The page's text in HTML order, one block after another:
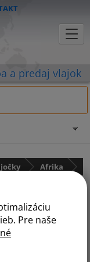
Pre naše
Afrika